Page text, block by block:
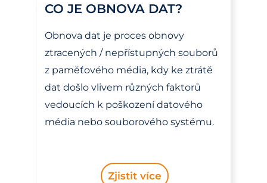
CO JE OBNOVA DAT?
Obnova dat je proces obnovy
ztracených / nepřístupných souborů
z paměťového média, kdy ke ztrátě
dat došlo vlivem různých faktorů
vedoucích k poškození datového
média nebo souborového systému.
Zjistit více